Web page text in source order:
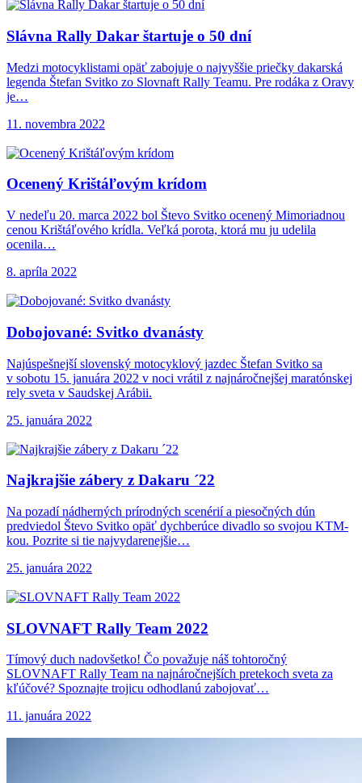
Slávna Rally Dakar štartuje o 50 dní
Medzi motocyklistami opäť zabojuje o najvyššie priečky dakarská
legenda Štefan Svitko zo Slovnaft Rally Teamu. Pre rodáka z Oravy
je…
11. novembra 2022
Ocenený Krištáľovým krídom
V nedeľu 20. marca 2022 bol Števo Svitko ocenený Mimoriadnou
cenou Krištáľového krídla. Veľká porota, ktorá mu ju udelila
ocenila…
8. apríla 2022
Dobojované: Svitko dvanásty
Najúspešnejší slovenský motocyklový jazdec Štefan Svitko sa
v sobotu 15. januára 2022 v noci vrátil z najnáročnejšej maratónskej
rely sveta v Saudskej Arábii.
25. januára 2022
Najkrajšie zábery z Dakaru ´22
Na pozadí nádherných prírodných scenérií a piesočných dún
predviedol Števo Svitko opäť dychberúce divadlo so svojou KTM-
kou. Pozrite si tie najvydarenejšie…
25. januára 2022
SLOVNAFT Rally Team 2022
Tímový duch nadovšetko! Čo považuje náš tohtoročný
SLOVNAFT Rally Team na najnáročnejších pretekoch sveta za
kľúčové? Spoznajte trojicu odhodlanú zabojovať…
11. januára 2022